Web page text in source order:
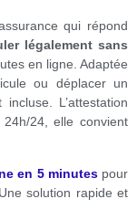
qui répond
légalement sans
en ligne. Adaptée
ou déplacer un
L’attestation
24, elle convient
en 5 minutespour
solution rapide et